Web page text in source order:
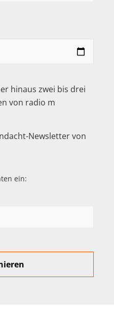
hinaus zwei bis drei
von radio m
Newsletter von
ein: